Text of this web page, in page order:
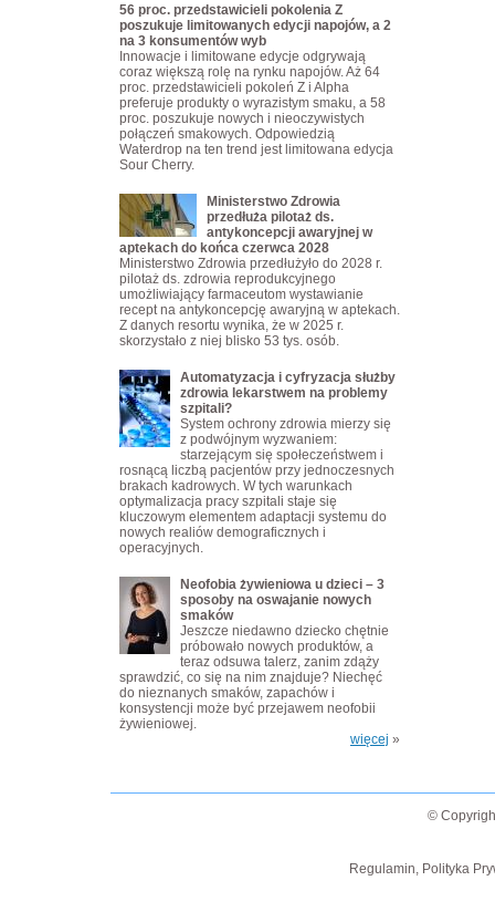
56 proc. przedstawicieli pokolenia Z
poszukuje limitowanych edycji napojów, a 2
na 3 konsumentów wyb
Innowacje i limitowane edycje odgrywają
coraz większą rolę na rynku napojów. Aż 64
proc. przedstawicieli pokoleń Z i Alpha
preferuje produkty o wyrazistym smaku, a 58
proc. poszukuje nowych i nieoczywistych
połączeń smakowych. Odpowiedzią
Waterdrop na ten trend jest limitowana edycja
Sour Cherry.
Ministerstwo Zdrowia
przedłuża pilotaż ds.
antykoncepcji awaryjnej w
aptekach do końca czerwca 2028
Ministerstwo Zdrowia przedłużyło do 2028 r.
pilotaż ds. zdrowia reprodukcyjnego
umożliwiający farmaceutom wystawianie
recept na antykoncepcję awaryjną w aptekach.
Z danych resortu wynika, że w 2025 r.
skorzystało z niej blisko 53 tys. osób.
Automatyzacja i cyfryzacja służby
zdrowia lekarstwem na problemy
szpitali?
System ochrony zdrowia mierzy się
z podwójnym wyzwaniem:
starzejącym się społeczeństwem i
rosnącą liczbą pacjentów przy jednoczesnych
brakach kadrowych. W tych warunkach
optymalizacja pracy szpitali staje się
kluczowym elementem adaptacji systemu do
nowych realiów demograficznych i
operacyjnych.
Neofobia żywieniowa u dzieci – 3
sposoby na oswajanie nowych
smaków
Jeszcze niedawno dziecko chętnie
próbowało nowych produktów, a
teraz odsuwa talerz, zanim zdąży
sprawdzić, co się na nim znajduje? Niechęć
do nieznanych smaków, zapachów i
konsystencji może być przejawem neofobii
żywieniowej.
więcej »
©
Regulamin, Polityka